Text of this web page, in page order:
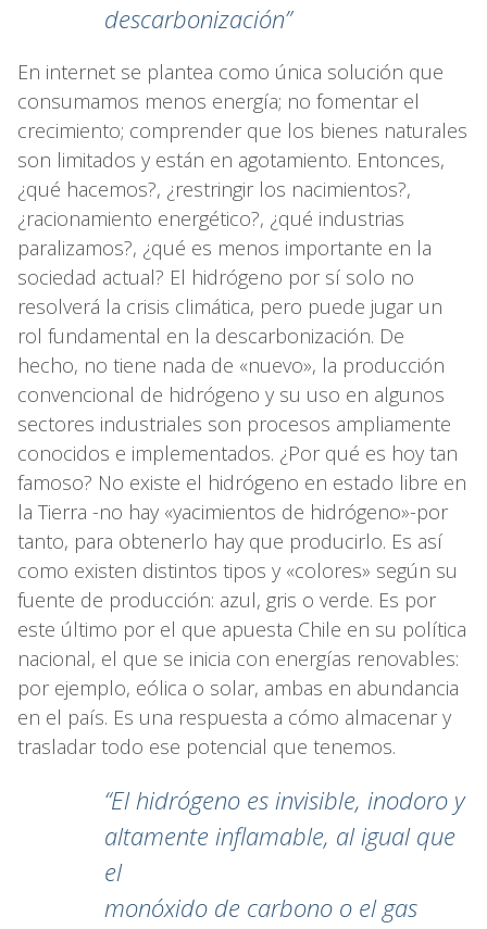
descarbonización”
En internet se plantea como única solución que
consumamos menos energía; no fomentar el
crecimiento; comprender que los bienes naturales
son limitados y están en agotamiento. Entonces,
¿qué hacemos?, ¿restringir los nacimientos?,
¿racionamiento energético?, ¿qué industrias
paralizamos?, ¿qué es menos importante en la
sociedad actual? El hidrógeno por sí solo no
resolverá la crisis climática, pero puede jugar un
rol fundamental en la descarbonización. De
hecho, no tiene nada de «nuevo», la producción
convencional de hidrógeno y su uso en algunos
sectores industriales son procesos ampliamente
conocidos e implementados. ¿Por qué es hoy tan
famoso? No existe el hidrógeno en estado libre en
la Tierra -no hay «yacimientos de hidrógeno»-por
tanto, para obtenerlo hay que producirlo. Es así
como existen distintos tipos y «colores» según su
fuente de producción: azul, gris o verde. Es por
este último por el que apuesta Chile en su política
nacional, el que se inicia con energías renovables:
por ejemplo, eólica o solar, ambas en abundancia
en el país. Es una respuesta a cómo almacenar y
trasladar todo ese potencial que tenemos.
“El hidrógeno es invisible, inodoro y
altamente inflamable, al igual que
el
monóxido de carbono o el gas